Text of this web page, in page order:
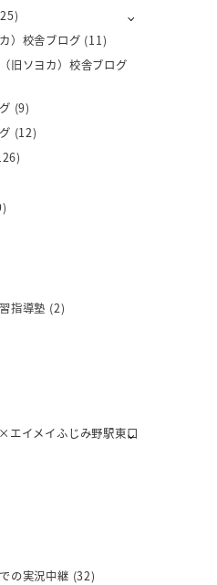
）校舎ブログ (11)
旧ソヨカ）校舎ブログ
(9)
(12)
指導塾 (2)
エイメイふじみ野駅東口
の実況中継 (32)